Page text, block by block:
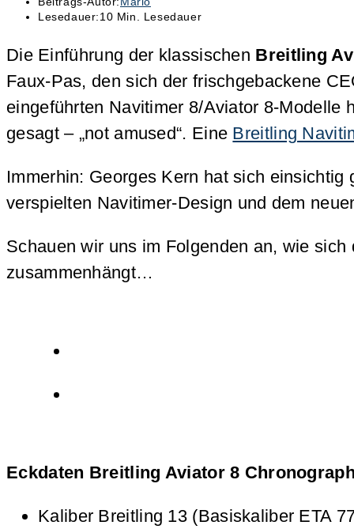
Lesedauer:10 Min. Lesedauer
Die Einführung der klassischen Breitling
Faux-Pas, den sich der frischgebackene
eingeführten Navitimer 8/Aviator 8-
gesagt – „not amused“. Eine Breitling
Immerhin: Georges Kern hat sich
verspielten Navitimer-Design und dem
Schauen wir uns im Folgenden an, wie
zusammenhängt…
Eckdaten Breitling Aviator 8
Kaliber Breitling 13 (Basiskaliber ETA